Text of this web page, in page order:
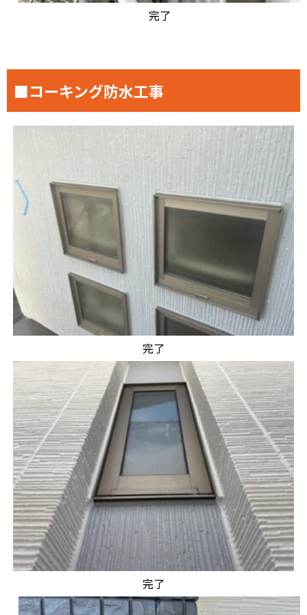
完了
■コーキング防水工事
完了
完了